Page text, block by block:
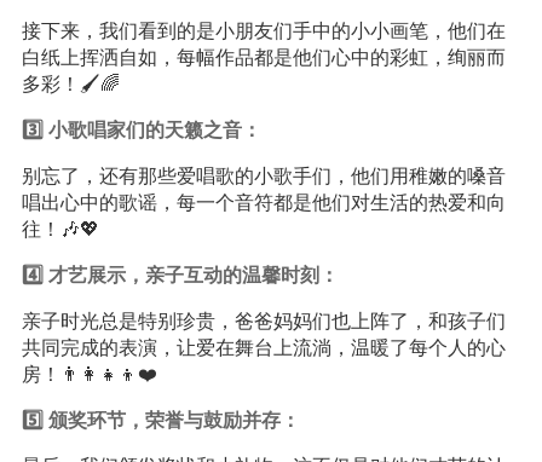
接下来，我们看到的是小朋友们手中的小小画笔，他们在
白纸上挥洒自如，每幅作品都是他们心中的彩虹，绚丽而
多彩！🖌🌈
3️⃣ 小歌唱家们的天籁之音：
别忘了，还有那些爱唱歌的小歌手们，他们用稚嫩的嗓音
唱出心中的歌谣，每一个音符都是他们对生活的热爱和向
往！🎶💖
4️⃣ 才艺展示，亲子互动的温馨时刻：
亲子时光总是特别珍贵，爸爸妈妈们也上阵了，和孩子们
共同完成的表演，让爱在舞台上流淌，温暖了每个人的心
房！👨‍👩‍👧‍👦❤️
5️⃣ 颁奖环节，荣誉与鼓励并存：